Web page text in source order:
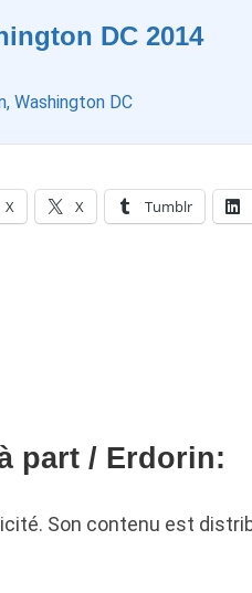
DC 2014
Washington DC
X X Tumblr
part / Erdorin:
Son contenu est